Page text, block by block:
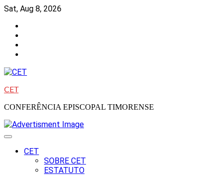
Skip
content
Sat, Aug 8, 2026
CET
CONFERÊNCIA EPISCOPAL TIMORENSE
CET
SOBRE CET
ESTATUTO